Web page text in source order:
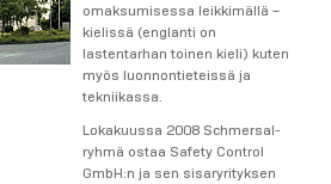
omaksumisessa leikkimällä –
kielissä (englanti on
lastentarhan toinen kieli) kuten
myös luonnontieteissä ja
tekniikassa.
Lokakuussa 2008 Schmersal-
ryhmä ostaa Safety Control
GmbH:n ja sen sisaryrityksen